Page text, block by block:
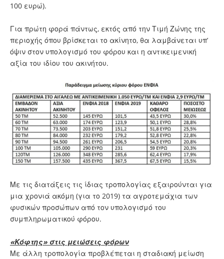
100 ευρώ).
Για πρώτη φορά πάντως, εκτός από την Τιμή Ζώνης της
περιοχής όπου βρίσκεται το ακίνητο, θα λαμβάνεται υπ’
όψιν στον υπολογισμό του φόρου και η αντικειμενική
αξία του ιδίου του ακινήτου.
Με τις διατάξεις τις ίδιας τροπολογίας εξαιρούνται για
μια χρονιά ακόμη (για το 2019) τα αγροτεμάχια των
φυσικών προσώπων από τον υπολογισμό του
συμπληρωματικού φόρου.
«Κόφτης» στις μειώσεις φόρων
Με άλλη τροπολογία προβλέπεται η σταδιακή μείωση